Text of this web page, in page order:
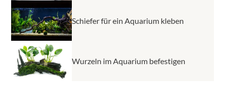
Schiefer für ein Aquarium kleben
Wurzeln im Aquarium befestigen